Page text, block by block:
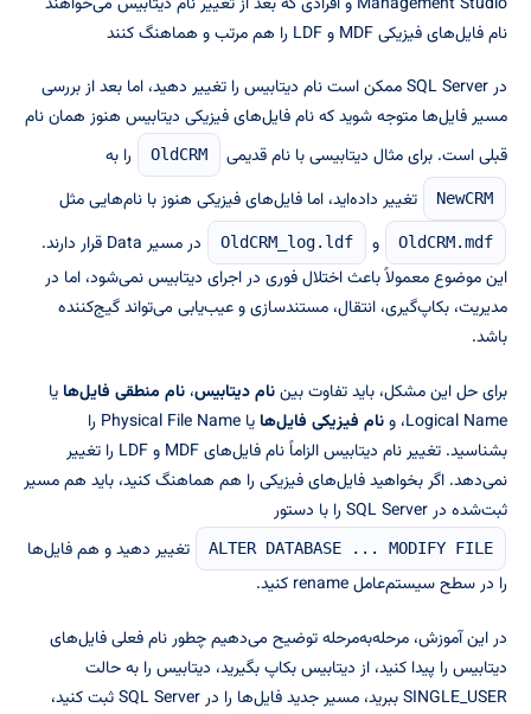
نام فایل‌های فیزیکی MDF و LDF را هم مرتب و هماهنگ کنند
در SQL Server ممکن است نام دیتابیس را تغییر دهید، اما بعد از بررسی
مسیر فایل‌ها متوجه شوید که نام فایل‌های فیزیکی دیتابیس هنوز همان نام
قبلی است. برای مثال دیتابیسی با نام قدیمی
OldCRM را به
NewCRM تغییر داده‌اید، اما فایل‌های فیزیکی هنوز با نام‌هایی مثل
OldCRM.mdf و OldCRM_log.ldf
در مسیر Data قرار دارند.
این موضوع معمولاً باعث اختلال فوری در اجرای دیتابیس نمی‌شود، اما در
مدیریت، بکاپ‌گیری، انتقال، مستندسازی و عیب‌یابی می‌تواند گیج‌کننده
باشد.
برای حل این مشکل، باید تفاوت بیننام دیتابیس، نام منطقی فایل‌ها یا
Logical Name، و
نام فیزیکی فایل‌ها
یا Physical File Name را
بشناسید. تغییر نام دیتابیس الزاماً نام فایل‌های MDF و LDF را تغییر
نمی‌دهد. اگر بخواهید فایل‌های فیزیکی را هم هماهنگ کنید، باید هم مسیر
ثبت‌شده در SQL Server را با دستور
ALTER DATABASE ... MODIFY FILE
تغییر دهید و هم فایل‌ها
را در سطح سیستم‌عامل rename کنید.
در این آموزش، مرحله‌به‌مرحله توضیح می‌دهیم چطور نام فعلی فایل‌های
دیتابیس را پیدا کنید، از دیتابیس بکاپ بگیرید، دیتابیس را به حالت
SINGLE_USER ببرید، مسیر جدید فایل‌ها را در SQL Server ثبت کنید،